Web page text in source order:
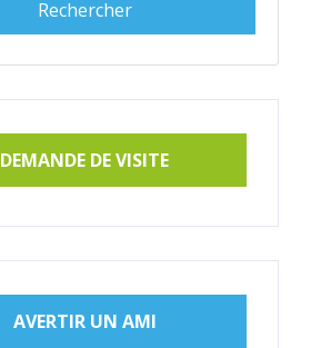
DEMANDE DE VISITE
AVERTIR UN AMI